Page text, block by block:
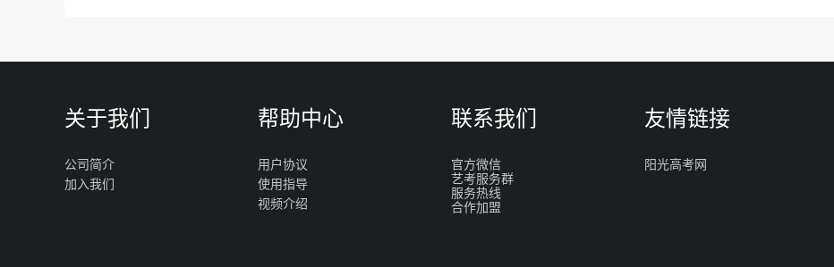
关于我们
公司简介
加入我们
帮助中心
用户协议
使用指导
视频介绍
联系我们
官方微信
艺考服务群
服务热线
合作加盟
友情链接
阳光高考网